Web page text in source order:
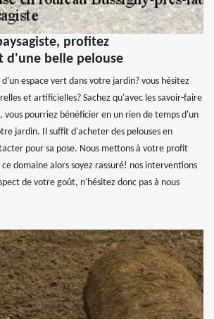
profitez
d'une belle pelouse
espace vert dans votre jardin? vous hésitez
et artificielles? Sachez qu'avec les savoir-faire
vous pourriez bénéficier en un rien de temps d'un
jardin. Il suffit d'acheter des pelouses en
pour sa pose. Nous mettons à votre profit
domaine alors soyez rassuré! nos interventions
de votre goût, n'hésitez donc pas à nous